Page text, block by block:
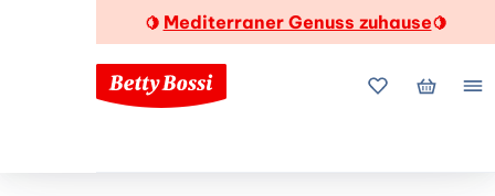
🍋 Mediterraner Genuss zuhause🍋
MeineMein